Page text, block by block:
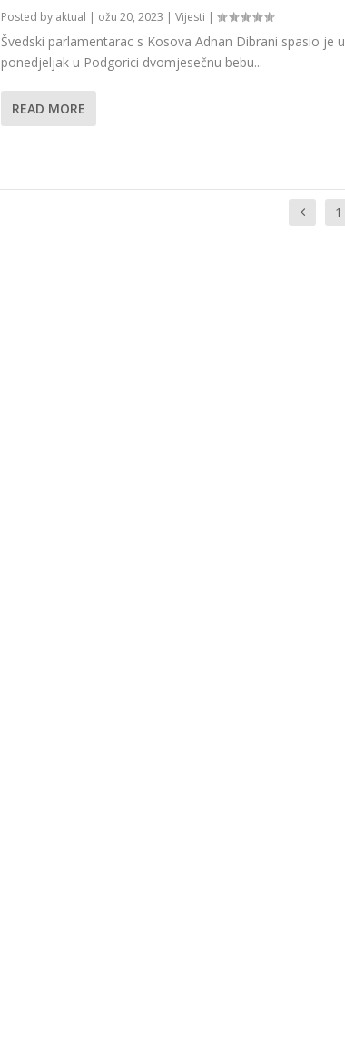
Posted by aktual | ožu 20, 2023 | Vijesti |
Švedski parlamentarac s Kosova Adnan Dibrani spasio je u
ponedjeljak u Podgorici dvomjesečnu bebu...
READ MORE
1